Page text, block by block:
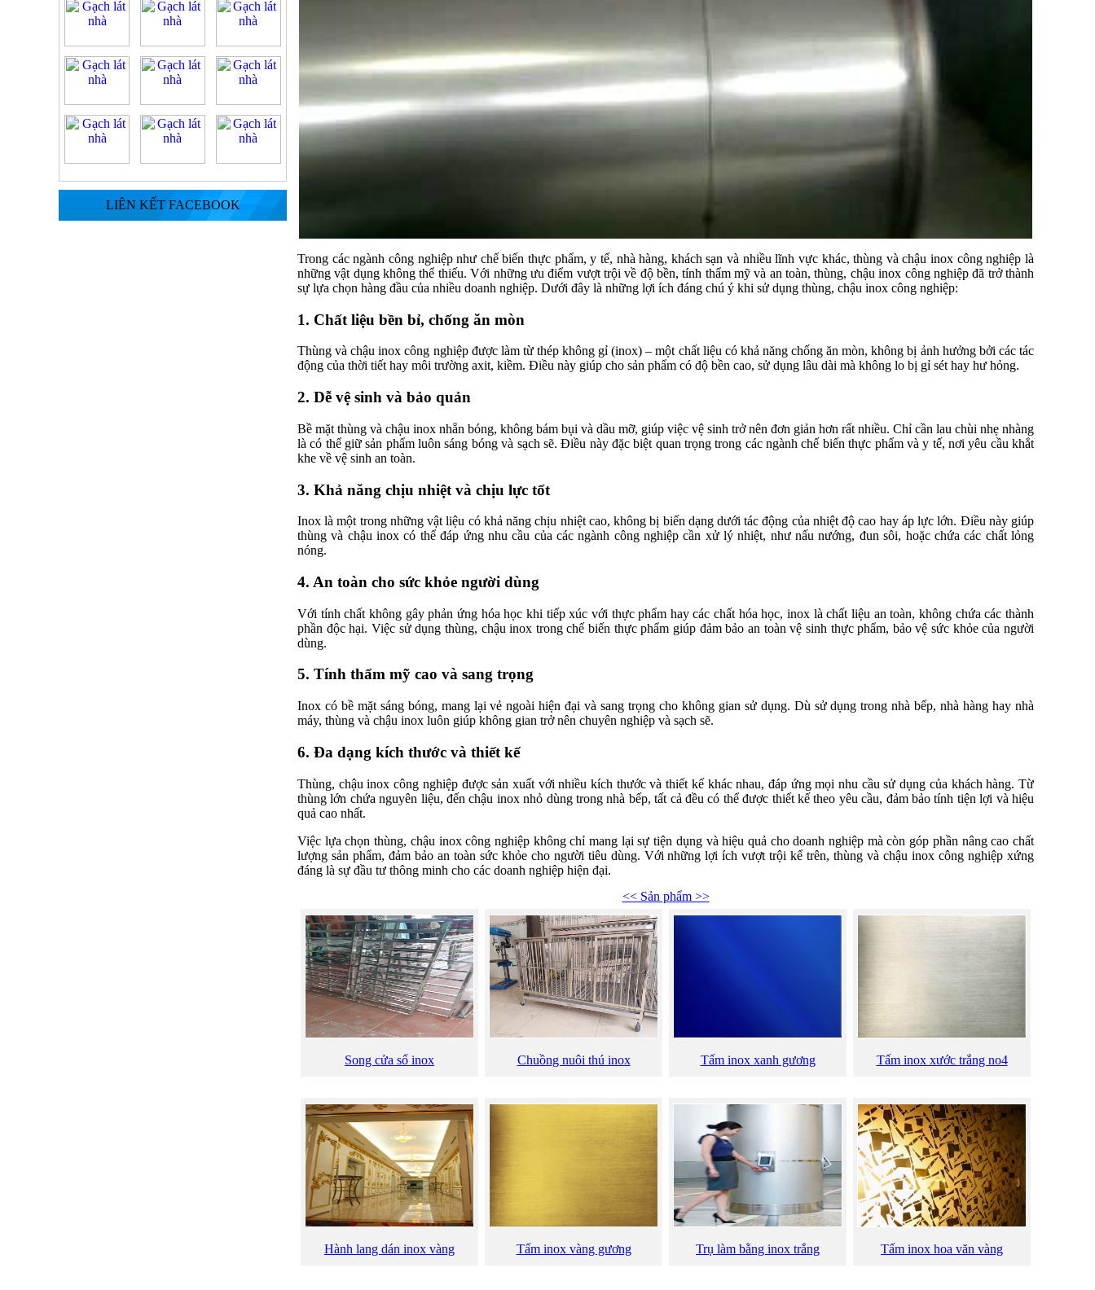
LIÊN KẾT FACEBOOK
Trong các ngành công nghiệp như chế biến thực phẩm, y tế, nhà hàng, khách sạn và nhiều lĩnh vực khác, thùng và chậu inox công nghiệp là
những vật dụng không thể thiếu. Với những ưu điểm vượt trội về độ bền, tính thẩm mỹ và an toàn, thùng, chậu inox công nghiệp đã trở thành
sự lựa chọn hàng đầu của nhiều doanh nghiệp. Dưới đây là những lợi ích đáng chú ý khi sử dụng thùng, chậu inox công nghiệp:
1. Chất liệu bền bỉ, chống ăn mòn
Thùng và chậu inox công nghiệp được làm từ thép không gỉ (inox) – một chất liệu có khả năng chống ăn mòn, không bị ảnh hưởng bởi các tác
động của thời tiết hay môi trường axit, kiềm. Điều này giúp cho sản phẩm có độ bền cao, sử dụng lâu dài mà không lo bị gỉ sét hay hư hỏng.
2. Dễ vệ sinh và bảo quản
Bề mặt thùng và chậu inox nhẵn bóng, không bám bụi và dầu mỡ, giúp việc vệ sinh trở nên đơn giản hơn rất nhiều. Chỉ cần lau chùi nhẹ nhàng
là có thể giữ sản phẩm luôn sáng bóng và sạch sẽ. Điều này đặc biệt quan trọng trong các ngành chế biến thực phẩm và y tế, nơi yêu cầu khắt
khe về vệ sinh an toàn.
3. Khả năng chịu nhiệt và chịu lực tốt
Inox là một trong những vật liệu có khả năng chịu nhiệt cao, không bị biến dạng dưới tác động của nhiệt độ cao hay áp lực lớn. Điều này giúp
thùng và chậu inox có thể đáp ứng nhu cầu của các ngành công nghiệp cần xử lý nhiệt, như nấu nướng, đun sôi, hoặc chứa các chất lỏng
nóng.
4. An toàn cho sức khỏe người dùng
Với tính chất không gây phản ứng hóa học khi tiếp xúc với thực phẩm hay các chất hóa học, inox là chất liệu an toàn, không chứa các thành
phần độc hại. Việc sử dụng thùng, chậu inox trong chế biến thực phẩm giúp đảm bảo an toàn vệ sinh thực phẩm, bảo vệ sức khỏe của người
dùng.
5. Tính thẩm mỹ cao và sang trọng
Inox có bề mặt sáng bóng, mang lại vẻ ngoài hiện đại và sang trọng cho không gian sử dụng. Dù sử dụng trong nhà bếp, nhà hàng hay nhà
máy, thùng và chậu inox luôn giúp không gian trở nên chuyên nghiệp và sạch sẽ.
6. Đa dạng kích thước và thiết kế
Thùng, chậu inox công nghiệp được sản xuất với nhiều kích thước và thiết kế khác nhau, đáp ứng mọi nhu cầu sử dụng của khách hàng. Từ
thùng lớn chứa nguyên liệu, đến chậu inox nhỏ dùng trong nhà bếp, tất cả đều có thể được thiết kế theo yêu cầu, đảm bảo tính tiện lợi và hiệu
quả cao nhất.
Việc lựa chọn thùng, chậu inox công nghiệp không chỉ mang lại sự tiện dụng và hiệu quả cho doanh nghiệp mà còn góp phần nâng cao chất
lượng sản phẩm, đảm bảo an toàn sức khỏe cho người tiêu dùng. Với những lợi ích vượt trội kể trên, thùng và chậu inox công nghiệp xứng
đáng là sự đầu tư thông minh cho các doanh nghiệp hiện đại.
<< Sản phẩm >>
Song cửa sổ inox Chuồng nuôi thú inox Tấm inox xanh gương Tấm inox xước trắng no4
Hành lang dán inox vàng Tấm inox vàng gương Trụ làm bằng inox trắng Tấm inox hoa văn vàng